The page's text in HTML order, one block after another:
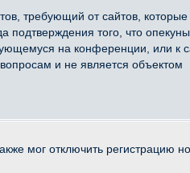
требующий от сайтов, которые
подтверждения того, что опекуны
на конференции, или к
и не является объектом
мог отключить регистрацию